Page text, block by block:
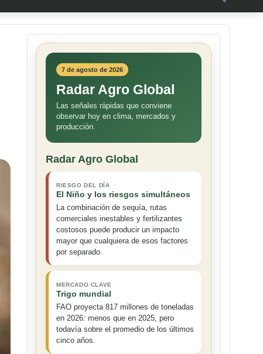
7 de agosto de 2026
Radar Agro Global
Las señales rápidas que conviene
observar hoy en clima, mercados y
producción.
Radar Agro Global
RIESGO DEL DÍA
El Niño y los riesgos simultáneos
La combinación de sequía, rutas
comerciales inestables y fertilizantes
costosos puede producir un impacto
mayor que cualquiera de esos factores
por separado.
MERCADO CLAVE
Trigo mundial
FAO proyecta 817 millones de toneladas
en 2026: menos que en 2025, pero
todavía sobre el promedio de los últimos
cinco años.